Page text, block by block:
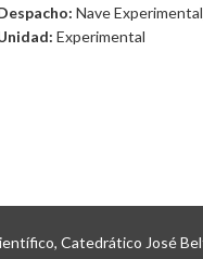
Nave
Experimental
Catedrático José